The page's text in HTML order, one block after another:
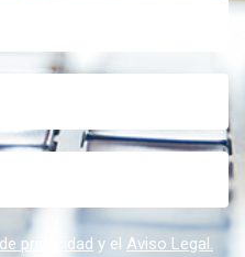
privacidad y el Aviso Legal.